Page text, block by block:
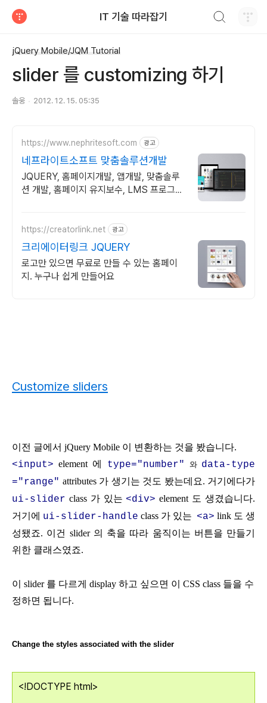
IT 기술 따라잡기
jQuery Mobile/JQM Tutorial
slider 를 customizing 하기
솔웅 2012. 12. 15. 05:35
https://www.nephritesoft.com 광고
네프라이트소프트 맞춤솔루션개발
JQUERY, 홈페이지개발, 앱개발, 맞춤솔루
션 개발, 홈페이지 유지보수, LMS 프로그램
https://creatorlink.net 광고
크리에이터링크 JQUERY
로고만 있으면 무료로 만들 수 있는 홈페이
지. 누구나 쉽게 만들어요
Customize sliders
이전 글에서 jQuery Mobile 이 변환하는 것을 봤습니다.
<input> element 에 type="number" 와 data-type
="range" attributes 가 생기는 것도 봤는데요. 거기에다가
ui-slider class 가 있는<div> element 도 생겼습니다.
거기에 ui-slider-handle class 가 있는 <a> link 도 생
성됐죠. 이건 slider 의 축을 따라 움직이는 버튼을 만들기
위한 클래스였죠.
이 slider 를 다르게 display 하고 싶으면 이 CSS class 들을 수
정하면 됩니다.
Change the styles associated with the slider
<!DOCTYPE html>